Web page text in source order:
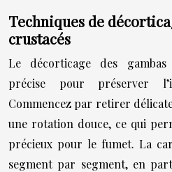
Techniques de
crustacés
Le décorticage des
précise pour préserver
Commencez par retirer
une rotation douce, ce qui
précieux pour le fumet. La
segment par segment, en